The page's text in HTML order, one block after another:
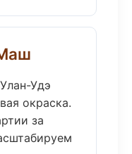
Удэ
окраска.
за